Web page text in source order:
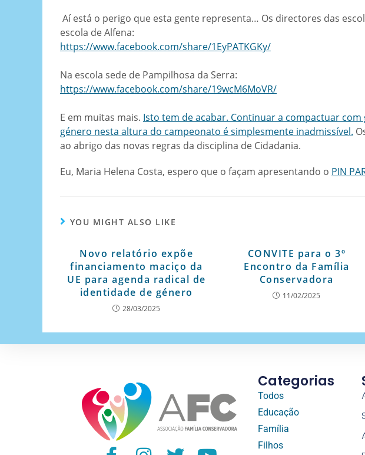
Aí está o perigo que esta gente representa… Os directores das
escola de Alfena:
https://www.facebook.com/share/1EyPATKGKy/
Na escola sede de Pampilhosa da Serra:
https://www.facebook.com/share/19wcM6MoVR/
E em muitas mais. Isto tem de acabar. Continuar a compactuar
género nesta altura do campeonato é simplesmente inadmissível.
ao abrigo das novas regras da disciplina de Cidadania.
Eu, Maria Helena Costa, espero que o façam apresentando o PIN
YOU MIGHT ALSO LIKE
Novo relatório expõe
financiamento maciço da
UE para agenda radical de
identidade de género
28/03/2025
CONVITE para o 3º
Encontro da Família
Conservadora
11/02/2025
Categorias
Todos
Educação
Família
Filhos